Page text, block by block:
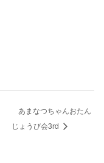
あまなつちゃんおたん
じょうび会3rd